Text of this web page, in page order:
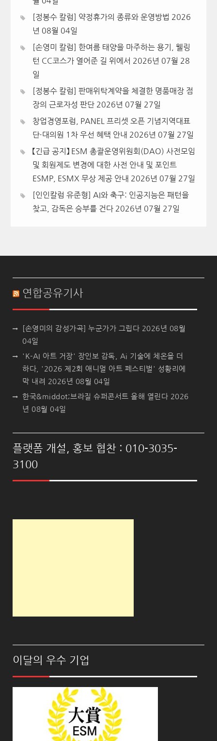
[정봉수 칼럼] 약정휴가의 종류와 운영방법 2026
년 08월 04일
[손영미 칼럼] 한여름 태양을 마주하는 용기, 웰링
턴 CC코스가 열어준 길 위에서 2026년 07월 28
일
[정봉수 칼럼] 판매위탁계약을 체결한 명품매장 점
장의 근로자성 판단 2026년 07월 27일
창업경영포럼, PANEL 프리셋 오픈 기념지역대표
단·대의원 1차 우선 혜택 안내 2026년 07월 27일
【긴급 공지】 ESM 총괄운영위원회(DAO) 사전모임
및 회원제도 변경에 대한 사전 안내 및 포인트
ESMP, ESMX 무상 제공 안내 2026년 07월 27일
[인인칼럼 유준형] AI와 축구: 인공지능은 패턴을
찾고, 감독은 승부를 건다 2026년 07월 27일
연합공유기사
[손영미의 감성가곡] 누군가가 그립다 2026년 08월
04일
'K-AI 아트 거장' 장인보 감독, Ai 기술에 체온을 더
하다, '2026 제2회 애니멀 아트 페스티벌' 성황리에
막 내려 2026년 08월 04일
한국&middot;브라질 슈퍼콘서트 올해 열린다 2026
년 08월 04일
플랫폼 개설, 홍보 협찬 : 010-3035-
3100
이달의 우수 기업